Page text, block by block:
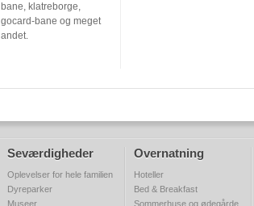
bane, klatreborge,
gocard-bane og meget
andet.
Seværdigheder
Oplevelser for hele familien
Dyreparker
Museer
Overnatning
Hoteller
Bed & Breakfast
Sommerhuse og ødegårde